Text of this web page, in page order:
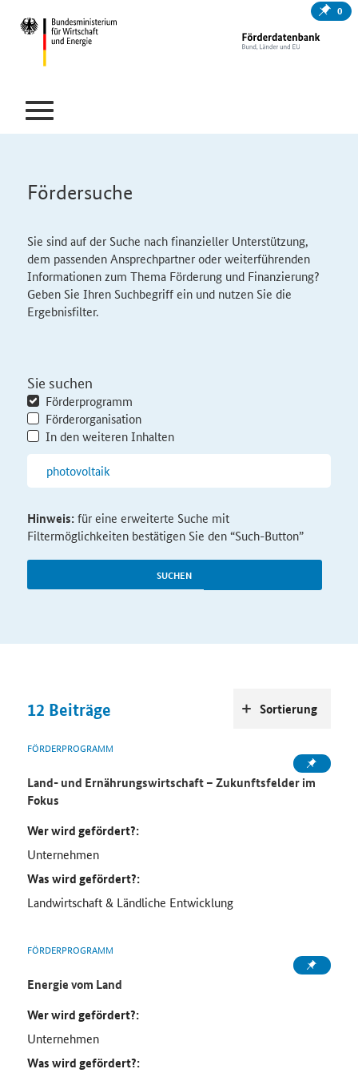
0
Fördersuche
Sie sind auf der Suche nach finanzieller Unterstützung,
dem passenden Ansprechpartner oder weiterführenden
Informationen zum Thema Förderung und Finanzierung?
Geben Sie Ihren Suchbegriff ein und nutzen Sie die
Ergebnisfilter.
Sie suchen
Förderprogramm
Förderorganisation
In den weiteren Inhalten
SUCHEN
Hinweis:für eine erweiterte Suche mit
Filtermöglichkeiten bestätigen Sie den “Such-Button”
12 Beiträge
FÖRDERPROGRAMM
Land- und Ernährungswirtschaft – Zukunftsfelder im
Fokus
Wer wird gefördert?:
Unternehmen
Was wird gefördert?:
Landwirtschaft & Ländliche Entwicklung
FÖRDERPROGRAMM
Energie vom Land
Wer wird gefördert?:
Unternehmen
Was wird gefördert?:
Sortierung